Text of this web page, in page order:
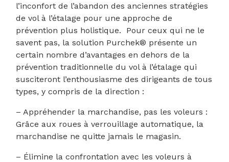
l’inconfort de l’abandon des anciennes stratégies
de vol à l’étalage pour une approche de
prévention plus holistique. Pour ceux qui ne le
savent pas, la solution Purchek® présente un
certain nombre d’avantages en dehors de la
prévention traditionnelle du vol à l’étalage qui
susciteront l’enthousiasme des dirigeants de tous
types, y compris de la direction :
– Appréhender la marchandise, pas les voleurs :
Grâce aux roues à verrouillage automatique, la
marchandise ne quitte jamais le magasin.
– Élimine la confrontation avec les voleurs à